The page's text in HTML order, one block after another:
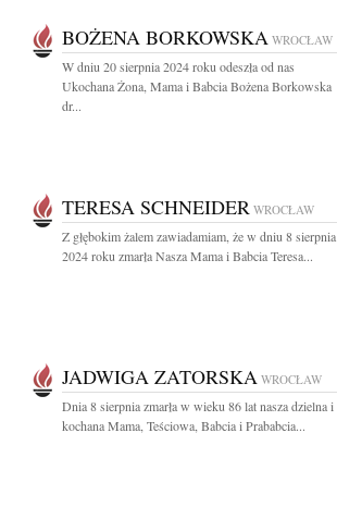
BOŻENA BORKOWSKA WROCŁAW
W dniu 20 sierpnia 2024 roku odeszła od nas
Ukochana Żona, Mama i Babcia Bożena Borkowska
dr...
TERESA SCHNEIDER WROCŁAW
Z głębokim żalem zawiadamiam, że w dniu 8 sierpnia
2024 roku zmarła Nasza Mama i Babcia Teresa...
JADWIGA ZATORSKA WROCŁAW
Dnia 8 sierpnia zmarła w wieku 86 lat nasza dzielna i
kochana Mama, Teściowa, Babcia i Prababcia...